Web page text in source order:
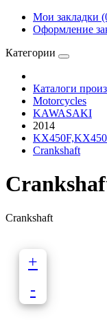
Мои закладки
Оформление
Категории
Каталоги
Motorcycles
KAWASAKI
2014
Crankshaft
Crankshaft
+
-